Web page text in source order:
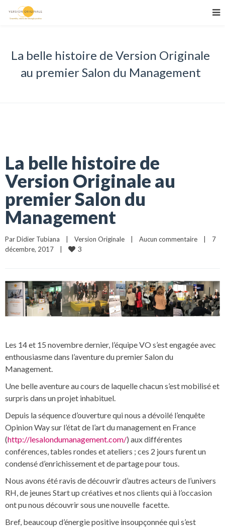
La belle histoire de Version Originale
au premier Salon du Management
La belle histoire de
Version Originale au
premier Salon du
Management
Par Didier Tubiana Version Originale Aucun commentaire
7
décembre, 2017
3
Les 14 et 15 novembre dernier, l’équipe VO s’est engagée avec
enthousiasme dans l’aventure du premier Salon du
Management.
Une belle aventure au cours de laquelle chacun s’est mobilisé et
surpris dans un projet inhabituel.
Depuis la séquence d’ouverture qui nous a dévoilé l’enquête
Opinion Way sur l’état de l’art du management en France
(http://lesalondumanagement.com/) aux différentes
conférences, tables rondes et ateliers ; ces 2 jours furent un
condensé d’enrichissement et de partage pour tous.
Nous avons été ravis de découvrir d’autres acteurs de l’univers
RH, de jeunes Start up créatives et nos clients qui à l’occasion
ont pu nous découvrir sous une nouvelle facette.
Bref, beaucoup d’énergie positive insoupçonnée qui s’est